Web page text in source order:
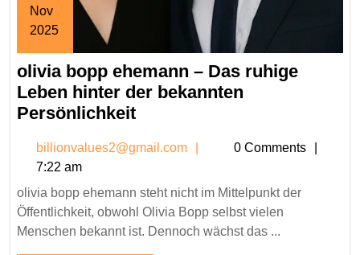
Nov
2025
27,
2025
olivia bopp ehemann – Das ruhige
Leben hinter der bekannten
Persönlichkeitolivia
ehemann
Das
ruhige
Leben
billionvalues2@gmail.com
0 Comments
7:22 am
olivia bopp ehemann steht nicht im Mittelpunkt der
Öffentlichkeit, obwohl Olivia Bopp selbst vielen
Menschen bekannt ist. Dennoch wächst das ...